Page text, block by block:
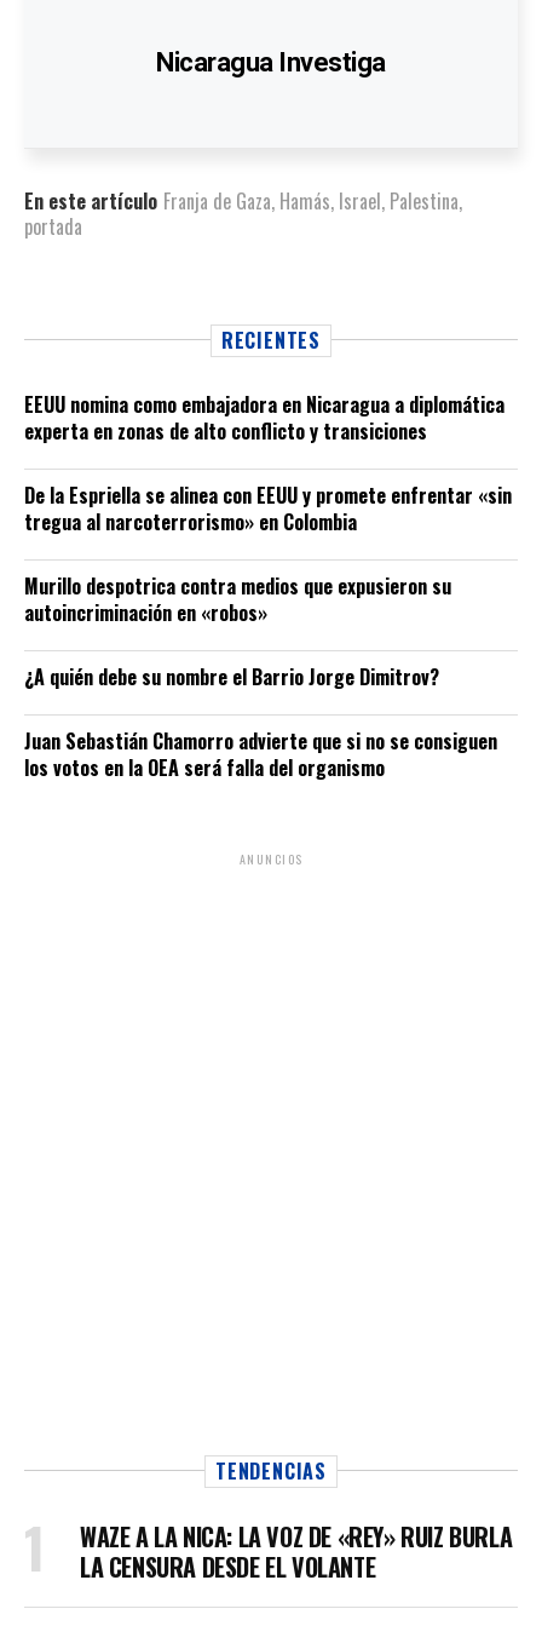
Nicaragua Investiga
En este artículo Franja de Gaza, Hamás, Israel, Palestina,
portada
RECIENTES
EEUU nomina como embajadora en Nicaragua a diplomática
experta en zonas de alto conflicto y transiciones
De la Espriella se alinea con EEUU y promete enfrentar «sin
tregua al narcoterrorismo» en Colombia
Murillo despotrica contra medios que expusieron su
autoincriminación en «robos»
¿A quién debe su nombre el Barrio Jorge Dimitrov?
Juan Sebastián Chamorro advierte que si no se consiguen
los votos en la OEA será falla del organismo
ANUNCIOS
TENDENCIAS
WAZE A LA NICA: LA VOZ DE «REY» RUIZ BURLA
LA CENSURA DESDE EL VOLANTE